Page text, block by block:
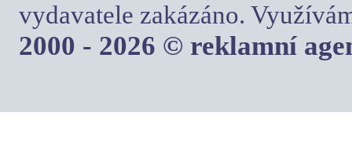
vydavatele zakázáno.
2000 - 2026 © reklamní